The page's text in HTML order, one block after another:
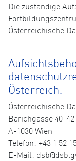
Die zuständige
Österreichische
Österreich:
Österreichische
Barichgasse 40-42
A-1030 Wien
Telefon: +43 1 52
E-Mail: